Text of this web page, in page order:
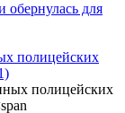
обернулась для
полицейских